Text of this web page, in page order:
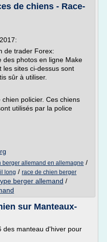
de chiens - Race-
de trader Forex:
des photos en ligne Make
les sites ci-dessus sont
sûr à utiliser.
policier. Ces chiens
utilisés par la police
berger allemand en allemagne /
long / race de chien berger
berger allemand /
sur Manteaux-
des manteau d'hiver pour